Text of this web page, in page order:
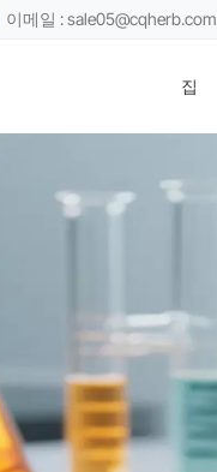
이메일 : sale05@cqherb.com
집